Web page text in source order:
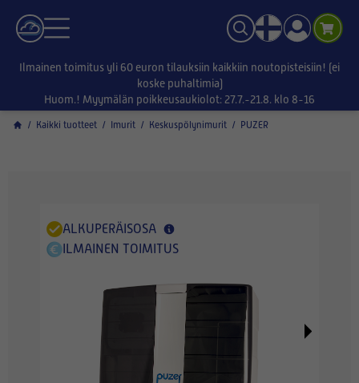
Ilmainen toimitus yli 60 euron tilauksiin kaikkiin noutopisteisiin! (ei
koske puhaltimia)
Huom.! Myymälän poikkeusaukiolot: 27.7.-21.8. klo 8-16
/ Kaikki tuotteet / Imurit / Keskuspölynimurit / PUZER
ALKUPERÄISOSA
ILMAINEN TOIMITUS